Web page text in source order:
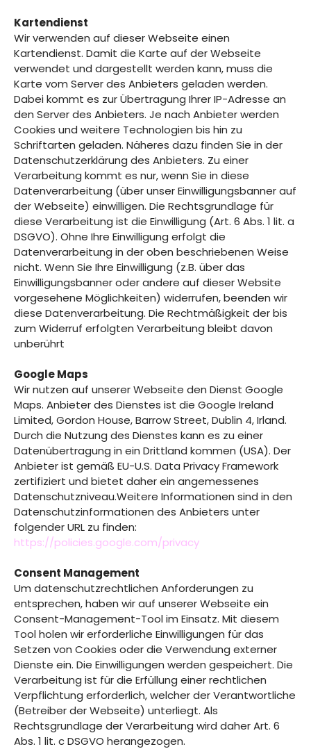
Kartendienst
Wir verwenden auf dieser Webseite einen
Kartendienst. Damit die Karte auf der Webseite
verwendet und dargestellt werden kann, muss die
Karte vom Server des Anbieters geladen werden.
Dabei kommt es zur Übertragung Ihrer IP-Adresse an
den Server des Anbieters. Je nach Anbieter werden
Cookies und weitere Technologien bis hin zu
Schriftarten geladen. Näheres dazu finden Sie in der
Datenschutzerklärung des Anbieters. Zu einer
Verarbeitung kommt es nur, wenn Sie in diese
Datenverarbeitung (über unser Einwilligungsbanner auf
der Webseite) einwilligen. Die Rechtsgrundlage für
diese Verarbeitung ist die Einwilligung (Art. 6 Abs. 1 lit. a
DSGVO). Ohne Ihre Einwilligung erfolgt die
Datenverarbeitung in der oben beschriebenen Weise
nicht. Wenn Sie Ihre Einwilligung (z.B. über das
Einwilligungsbanner oder andere auf dieser Website
vorgesehene Möglichkeiten) widerrufen, beenden wir
diese Datenverarbeitung. Die Rechtmäßigkeit der bis
zum Widerruf erfolgten Verarbeitung bleibt davon
unberührt
Google Maps
Wir nutzen auf unserer Webseite den Dienst Google
Maps. Anbieter des Dienstes ist die Google Ireland
Limited, Gordon House, Barrow Street, Dublin 4, Irland.
Durch die Nutzung des Dienstes kann es zu einer
Datenübertragung in ein Drittland kommen (USA). Der
Anbieter ist gemäß EU-U.S. Data Privacy Framework
zertifiziert und bietet daher ein angemessenes
Datenschutzniveau.Weitere Informationen sind in den
Datenschutzinformationen des Anbieters unter
folgender URL zu finden:
https://policies.google.com/privacy
Consent Management
Um datenschutzrechtlichen Anforderungen zu
entsprechen, haben wir auf unserer Webseite ein
Consent-Management-Tool im Einsatz. Mit diesem
Tool holen wir erforderliche Einwilligungen für das
Setzen von Cookies oder die Verwendung externer
Dienste ein. Die Einwilligungen werden gespeichert. Die
Verarbeitung ist für die Erfüllung einer rechtlichen
Verpflichtung erforderlich, welcher der Verantwortliche
(Betreiber der Webseite) unterliegt. Als
Rechtsgrundlage der Verarbeitung wird daher Art. 6
Abs. 1 lit. c DSGVO herangezogen.